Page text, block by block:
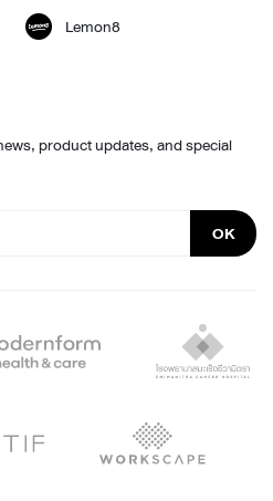
Lemon8
product updates, and special
OK